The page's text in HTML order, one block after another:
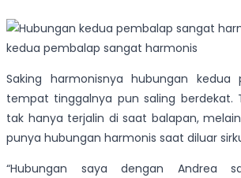
kedua pembalap sangat harmonis
Saking harmonisnya hubungan kedua
tempat tinggalnya pun saling berdekat.
tak hanya terjalin di saat balapan,
punya hubungan harmonis saat diluar
“Hubungan saya dengan Andrea